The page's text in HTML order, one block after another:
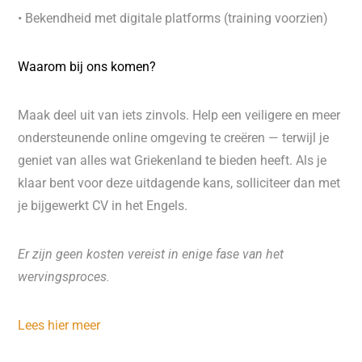
• Bekendheid met digitale platforms (training voorzien)
Waarom bij ons komen?
Maak deel uit van iets zinvols. Help een veiligere en meer
ondersteunende online omgeving te creëren — terwijl je
geniet van alles wat Griekenland te bieden heeft. Als je
klaar bent voor deze uitdagende kans, solliciteer dan met
je bijgewerkt CV in het Engels.
Er zijn geen kosten vereist in enige fase van het
wervingsproces.
Lees hier meer